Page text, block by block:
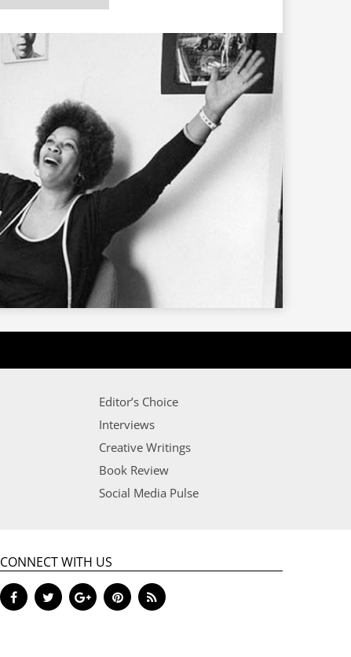
Editor’s Choice
Interviews
Creative Writings
Book Review
Social Media Pulse
CONNECT WITH US